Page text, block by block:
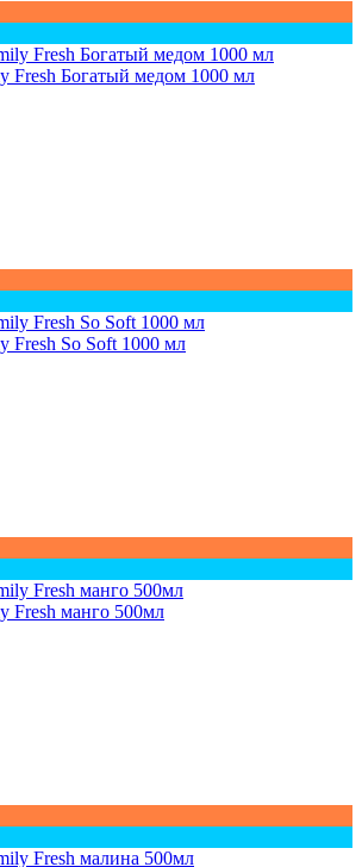
Fresh Богатый медом 1000 мл
Fresh So Soft 1000 мл
Fresh манго 500мл